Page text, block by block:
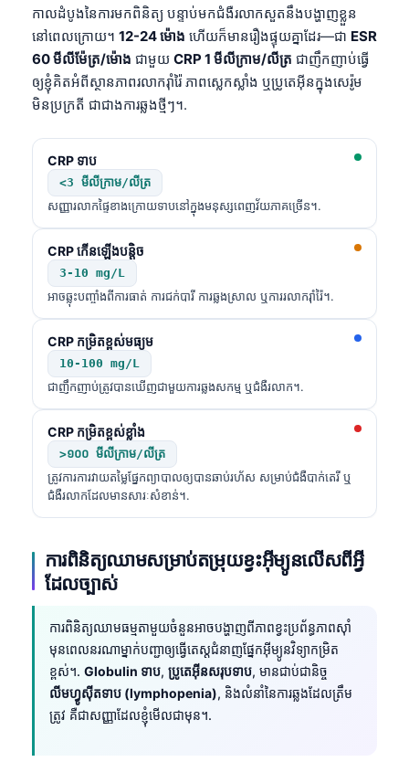
កាលដំបូងនៃការមកពិនិត្យ បន្ទាប់មកជំងឺរលាកសួតនឹងបង្ហាញខ្លួន
នៅពេលក្រោយ។ 12-24 ម៉ោង ហើយក៏មានរឿងផ្ទុយគ្នាដែរ—ជា ESR
60 មីលីម៉ែត្រ/ម៉ោង ជាមួយ CRP 1 មីលីក្រាម/លីត្រ ជាញឹកញាប់ធ្វើ
ឲ្យខ្ញុំគិតអំពីស្ថានភាពរលាករ៉ាំរ៉ៃ ភាពស្លេកស្លាំង ឬប្រូតេអ៊ីនក្នុងសេរ៉ូម
មិនប្រក្រតី ជាជាងការឆ្លងថ្មីៗ។.
CRP ទាប
<3 មីលីក្រាម/លីត្រ
សញ្ញារលាកផ្ទៃខាងក្រោយទាបនៅក្នុងមនុស្សពេញវ័យភាគច្រើន។.
CRP កើនឡើងបន្តិច
3-10 mg/L
អាចឆ្លុះបញ្ចាំងពីការធាត់ ការជក់បារី ការឆ្លងស្រាល ឬការរលាករ៉ាំរ៉ៃ។.
CRP កម្រិតខ្ពស់មធ្យម
10-100 mg/L
ជាញឹកញាប់ត្រូវបានឃើញជាមួយការឆ្លងសកម្ម ឬជំងឺរលាក។.
CRP កម្រិតខ្ពស់ខ្លាំង
>១០០ មីលីក្រាម/លីត្រ
ត្រូវការការវាយតម្លៃផ្នែកព្យាបាលឲ្យបានឆាប់រហ័ស សម្រាប់ជំងឺបាក់តេរី ឬ
ជំងឺរលាកដែលមានសារៈសំខាន់។.
ការពិនិត្យឈាមសម្រាប់តម្រុយខ្វះអ៊ីម្យូនលើសពីអ្វី
ដែលច្បាស់
ការពិនិត្យឈាមធម្មតាមួយចំនួនអាចបង្ហាញពីភាពខ្វះប្រព័ន្ធភាពស៊ាំ
មុនពេលនរណាម្នាក់បញ្ជាឲ្យធ្វើតេស្តជំនាញផ្នែកអ៊ីម្យូនវិទ្យាកម្រិត
ខ្ពស់។. Globulin ទាប, ប្រូតេអ៊ីនសរុបទាប, មានជាប់ជានិច្ច
លីមហ្វូស៊ីតទាប (lymphopenia), និងលំនាំនៃការឆ្លងដែលត្រឹម
ត្រូវ គឺជាសញ្ញាដែលខ្ញុំមើលជាមុន។.
मराठी
తెలుగు
தமிழ்
ಕನ್ನಡ
മലയാളം
Bahasa Melayu
Tiếng Việt
Tagalog
ไทย
Kiswahili
አማርኛ
O‘zbekcha
Català
Suomi
Hrvatski
كوردی‎
پښتو
سنڌي
සිංහල